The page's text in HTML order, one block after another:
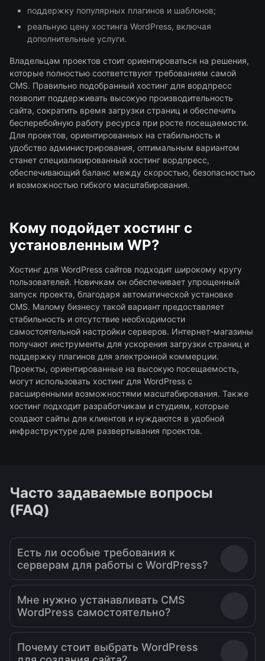
поддержку популярных плагинов и шаблонов;
реальную цену хостинга WordPress, включая
дополнительные услуги.
Владельцам проектов стоит ориентироваться на решения,
которые полностью соответствуют требованиям самой
CMS. Правильно подобранный хостинг для вордпресс
позволит поддерживать высокую производительность
сайта, сократить время загрузки страниц и обеспечить
бесперебойную работу ресурса при росте посещаемости.
Для проектов, ориентированных на стабильность и
удобство администрирования, оптимальным вариантом
станет специализированный хостинг вордпресс,
обеспечивающий баланс между скоростью, безопасностью
и возможностью гибкого масштабирования.
Кому подойдет хостинг с
установленным WP?
Хостинг для WordPress сайтов подходит широкому кругу
пользователей. Новичкам он обеспечивает упрощенный
запуск проекта, благодаря автоматической установке
CMS. Малому бизнесу такой вариант предоставляет
стабильность и отсутствие необходимости
самостоятельной настройки серверов. Интернет-магазины
получают инструменты для ускорения загрузки страниц и
поддержку плагинов для электронной коммерции.
Проекты, ориентированные на высокую посещаемость,
могут использовать хостинг для WordPress с
расширенными возможностями масштабирования. Также
хостинг подходит разработчикам и студиям, которые
создают сайты для клиентов и нуждаются в удобной
инфраструктуре для развертывания проектов.
Часто задаваемые вопросы
(FAQ)
Есть ли особые требования к
серверам для работы с WordPress?
Мне нужно устанавливать CMS
WordPress самостоятельно?
Почему стоит выбрать WordPress